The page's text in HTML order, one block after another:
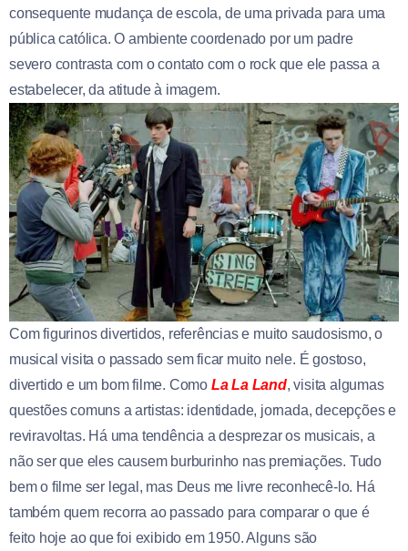
consequente mudança de escola, de uma privada para uma
pública católica. O ambiente coordenado por um padre
severo contrasta com o contato com o rock que ele passa a
estabelecer, da atitude à imagem.
Com figurinos divertidos, referências e muito saudosismo, o
musical visita o passado sem ficar muito nele. É gostoso,
divertido e um bom filme. Como La La Land, visita algumas
questões comuns a artistas: identidade, jornada, decepções e
reviravoltas. Há uma tendência a desprezar os musicais, a
não ser que eles causem burburinho nas premiações. Tudo
bem o filme ser legal, mas Deus me livre reconhecê-lo. Há
também quem recorra ao passado para comparar o que é
feito hoje ao que foi exibido em 1950. Alguns são